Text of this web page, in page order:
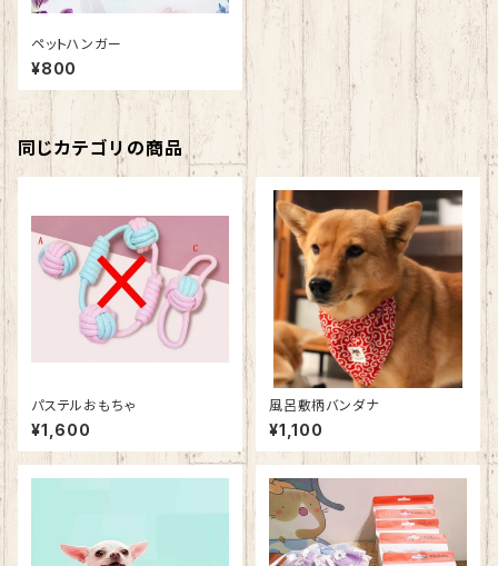
ペットハンガー
¥800
同じカテゴリの商品
パステルおもちゃ
¥1,600
風呂敷柄バンダナ
¥1,100